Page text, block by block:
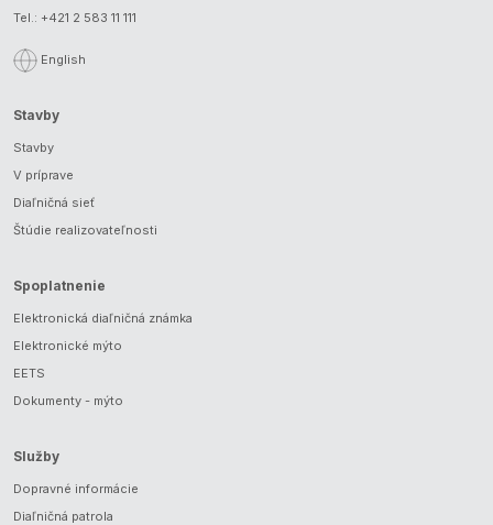
Tel.: +421 2 583 11 111
English
Stavby
Stavby
V príprave
Diaľničná sieť
Štúdie realizovateľnosti
Spoplatnenie
Elektronická diaľničná známka
Elektronické mýto
EETS
Dokumenty - mýto
Služby
Dopravné informácie
Diaľničná patrola